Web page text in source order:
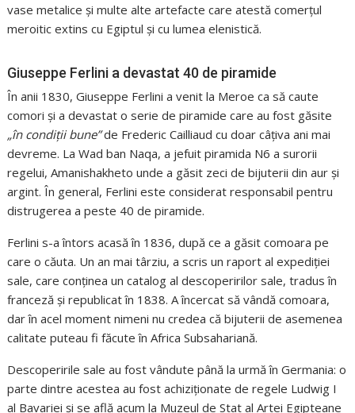
vase metalice și multe alte artefacte care atestă comerțul
meroitic extins cu Egiptul și cu lumea elenistică.
Giuseppe Ferlini a devastat 40 de piramide
În anii 1830, Giuseppe Ferlini a venit la Meroe ca să caute
comori și a devastat o serie de piramide care au fost găsite
„în condiții bune”de Frederic Cailliaud cu doar câțiva ani mai
devreme. La Wad ban Naqa, a jefuit piramida N6 a surorii
regelui, Amanishakheto unde a găsit zeci de bijuterii din aur și
argint. În general, Ferlini este considerat responsabil pentru
distrugerea a peste 40 de piramide.
Ferlini s-a întors acasă în 1836, după ce a găsit comoara pe
care o căuta. Un an mai târziu, a scris un raport al expediției
sale, care conținea un catalog al descoperirilor sale, tradus în
franceză și republicat în 1838. A încercat să vândă comoara,
dar în acel moment nimeni nu credea că bijuterii de asemenea
calitate puteau fi făcute în Africa Subsahariană.
Descoperirile sale au fost vândute până la urmă în Germania: o
parte dintre acestea au fost achiziționate de regele Ludwig I
al Bavariei și se află acum la Muzeul de Stat al Artei Egipteane